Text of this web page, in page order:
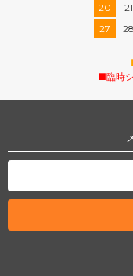
20
21
27
28
■臨時